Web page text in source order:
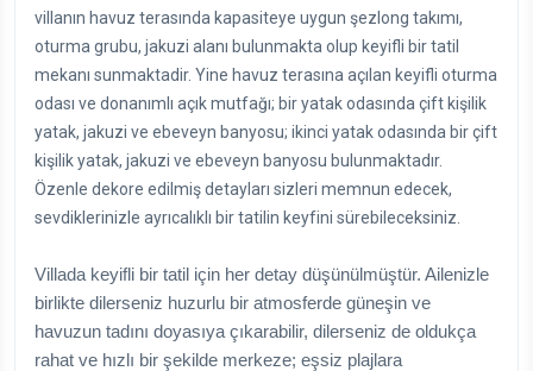
villanın havuz terasında kapasiteye uygun şezlong takımı,
oturma grubu, jakuzi alanı bulunmakta olup keyifli bir tatil
mekanı sunmaktadir. Yine havuz terasına açılan keyifli oturma
odası ve donanımlı açık mutfağı; bir yatak odasında çift kişilik
yatak, jakuzi ve ebeveyn banyosu; ikinci yatak odasında bir çift
kişilik yatak, jakuzi ve ebeveyn banyosu bulunmaktadır.
Özenle dekore edilmiş detayları sizleri memnun edecek,
sevdiklerinizle ayrıcalıklı bir tatilin keyfini sürebileceksiniz.
Villada keyifli bir tatil için her detay düşünülmüştür. Ailenizle
birlikte dilerseniz huzurlu bir atmosferde güneşin ve
havuzun tadını doyasıya çıkarabilir, dilerseniz de oldukça
rahat ve hızlı bir şekilde merkeze; eşsiz plajlara